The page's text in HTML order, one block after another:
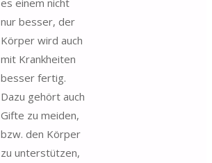
nur besser, der
Körper wird auch
mit Krankheiten
besser fertig.
Dazu gehört auch
Gifte zu meiden,
bzw. den Körper
zu unterstützen,